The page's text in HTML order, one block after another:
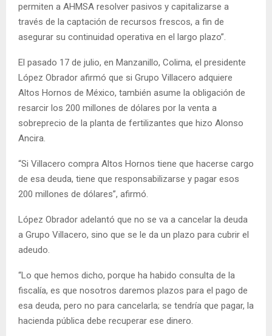
permiten a AHMSA resolver pasivos y capitalizarse a
través de la captación de recursos frescos, a fin de
asegurar su continuidad operativa en el largo plazo”.
El pasado 17 de julio, en Manzanillo, Colima, el presidente
López Obrador afirmó que si Grupo Villacero adquiere
Altos Hornos de México, también asume la obligación de
resarcir los 200 millones de dólares por la venta a
sobreprecio de la planta de fertilizantes que hizo Alonso
Ancira.
“Si Villacero compra Altos Hornos tiene que hacerse cargo
de esa deuda, tiene que responsabilizarse y pagar esos
200 millones de dólares”, afirmó.
López Obrador adelantó que no se va a cancelar la deuda
a Grupo Villacero, sino que se le da un plazo para cubrir el
adeudo.
“Lo que hemos dicho, porque ha habido consulta de la
fiscalía, es que nosotros daremos plazos para el pago de
esa deuda, pero no para cancelarla; se tendría que pagar, la
hacienda pública debe recuperar ese dinero.